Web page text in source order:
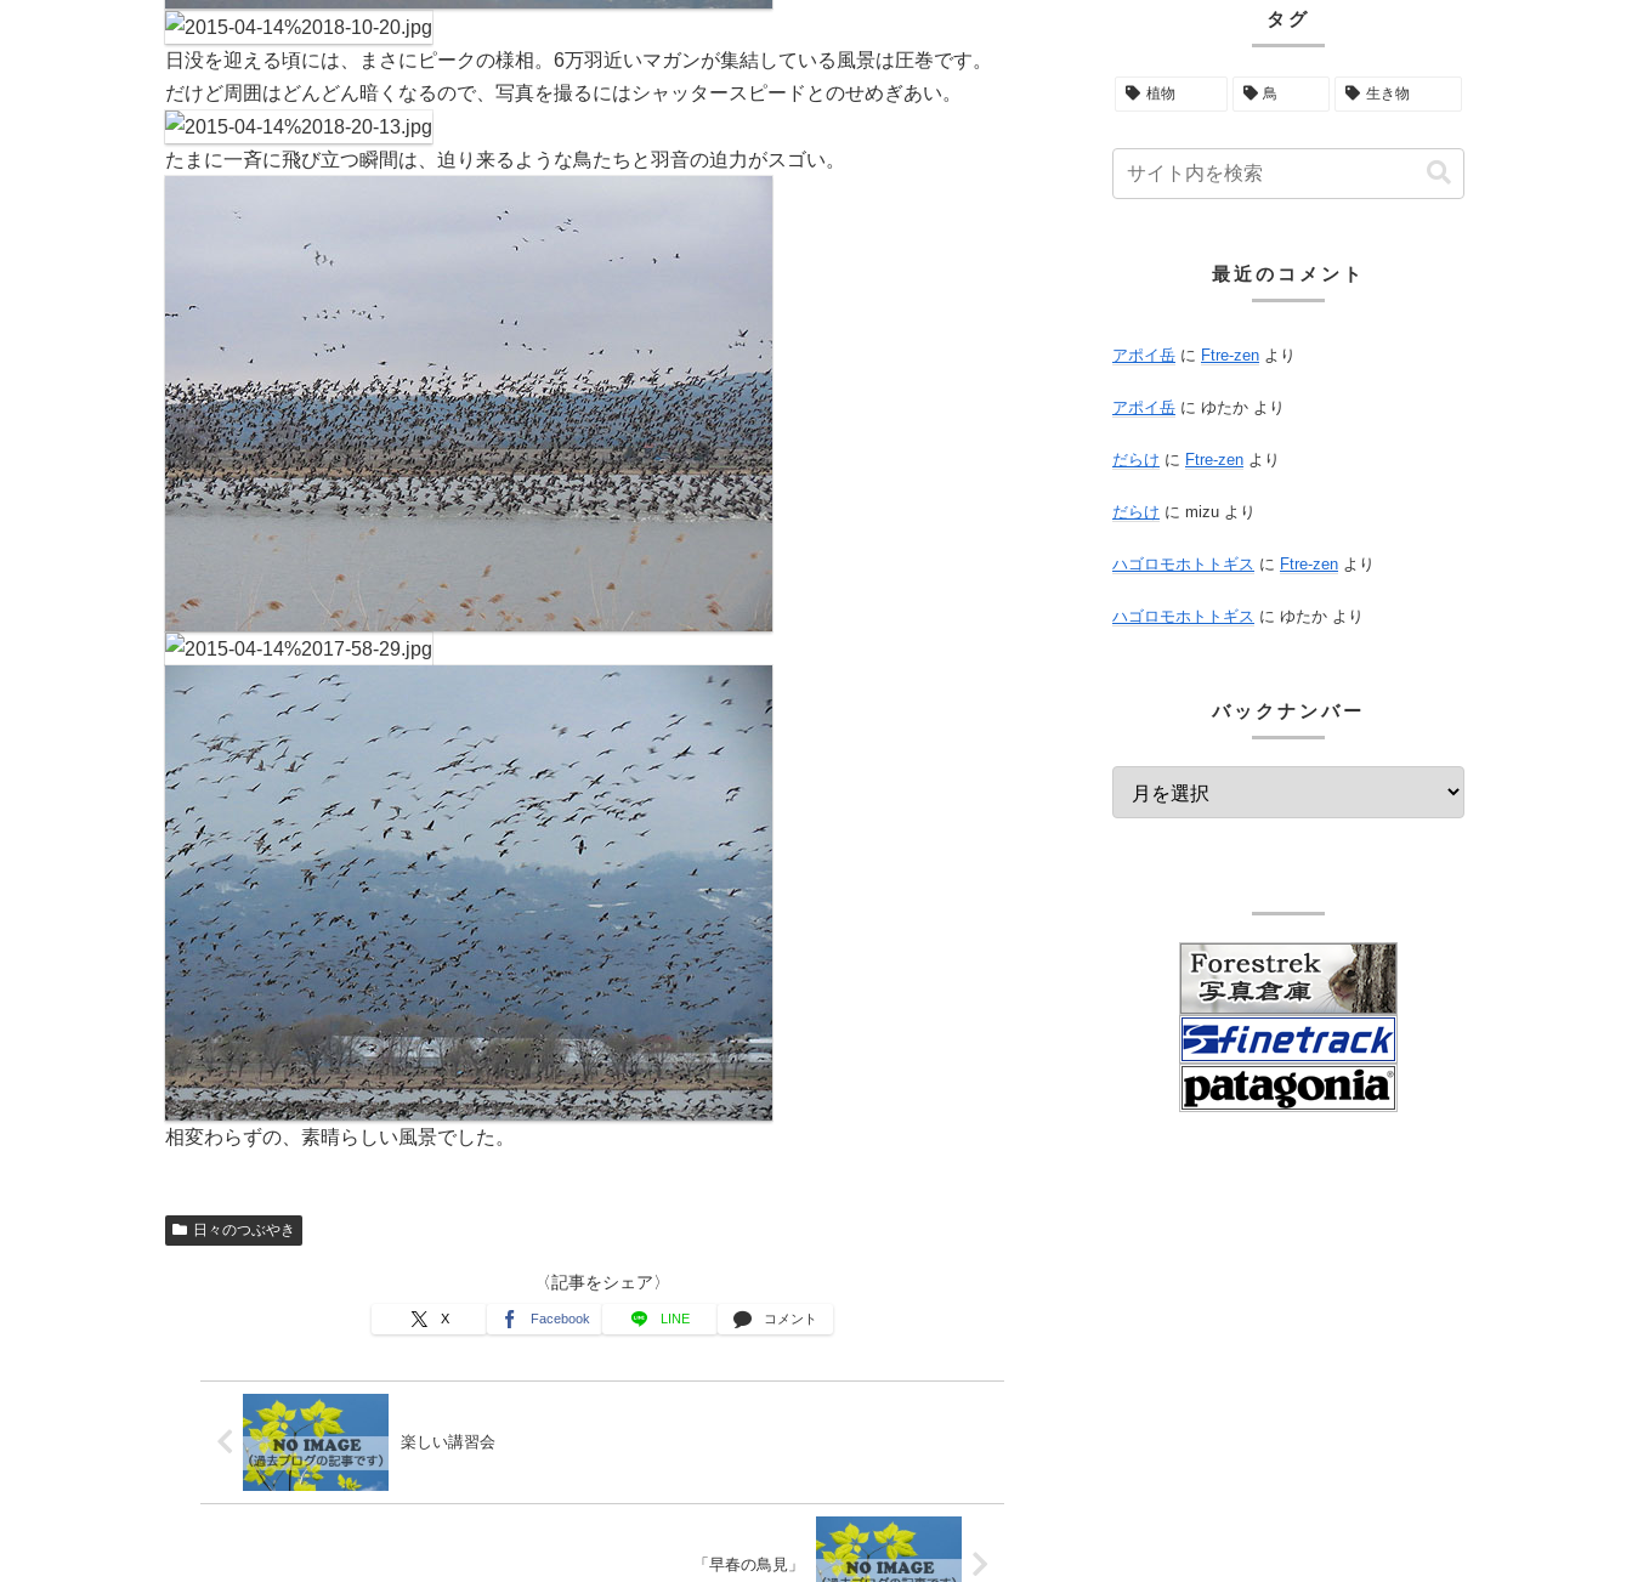
日没を迎える頃には、まさにピークの様相。6万羽近いマガンが集結している風景は圧巻です。
だけど周囲はどんどん暗くなるので、写真を撮るにはシャッタースピードとのせめぎあい。
たまに一斉に飛び立つ瞬間は、迫り来るような鳥たちと羽音の迫力がスゴい。
相変わらずの、素晴らしい風景でした。
日々のつぶやき
〈記事をシェア〉
X Facebook LINE コメント
楽しい講習会
「早春の鳥見」
タグ
植物 鳥 生き物
最近のコメント
アポイ岳 に Ftre-zen より
アポイ岳 に ゆたか より
だらけ に Ftre-zen より
だらけ に mizu より
ハゴロモホトトギス に Ftre-zen より
ハゴロモホトトギス に ゆたか より
バックナンバー